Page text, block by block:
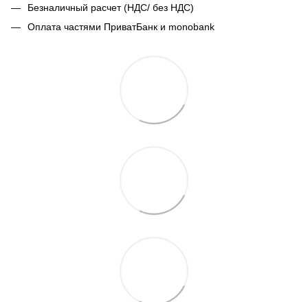
Безналичный расчет (НДС/ без НДС)
Оплата частями ПриватБанк и monobank